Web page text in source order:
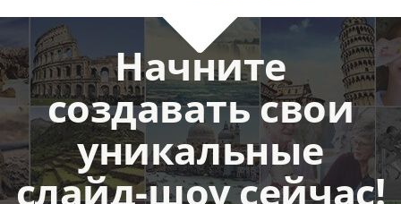
Начните
создавать свои
уникальные
слайд-шоу сейчас!